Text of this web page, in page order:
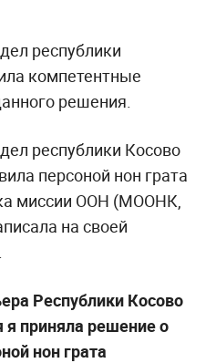
республики
компетентные
решения.
республики Косово
персоной нон грата
миссии ООН (МООНК,
на своей
.
Республики Косово
я приняла решение о
нон грата